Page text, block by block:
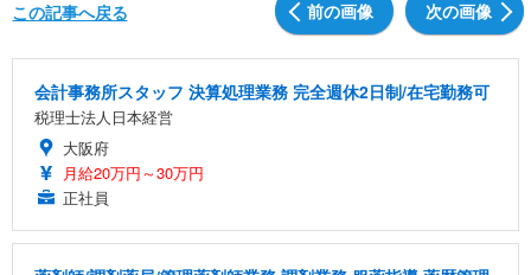
前の画像 次の画像
この記事へ戻る
会計事務所スタッフ 決算処理業務 完全週休2日制/在宅勤務可
税理士法人日本経営
大阪府
月給20万円～30万円
正社員